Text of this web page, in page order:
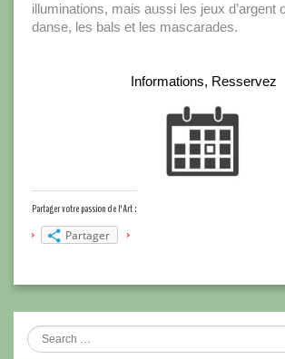
illuminations, mais aussi les jeux d’argent
danse, les bals et les mascarades.
Informations, Resservez
Partager votre passion de l'Art :
Partager
Search